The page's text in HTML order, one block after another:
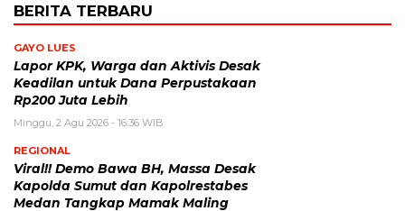
BERITA TERBARU
GAYO LUES
Lapor KPK, Warga dan Aktivis Desak
Keadilan untuk Dana Perpustakaan
Rp200 Juta Lebih
Minggu, 2 Agu 2026 - 16:36 WIB
REGIONAL
Viral!! Demo Bawa BH, Massa Desak
Kapolda Sumut dan Kapolrestabes
Medan Tangkap Mamak Maling